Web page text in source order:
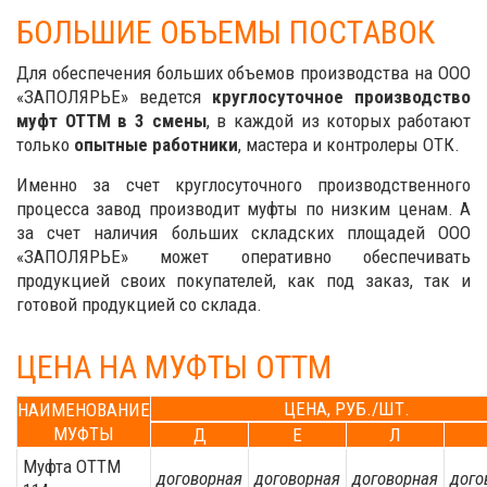
БОЛЬШИЕ ОБЪЕМЫ ПОСТАВОК
Для обеспечения больших объемов производства на ООО
«ЗАПОЛЯРЬЕ» ведется круглосуточное производство
муфт ОТТМ в 3 смены, в каждой из которых работают
только опытные работники, мастера и контролеры ОТК.
Именно за счет круглосуточного производственного
процесса завод производит муфты по низким ценам. А
за счет наличия больших складских площадей ООО
«ЗАПОЛЯРЬЕ» может оперативно обеспечивать
продукцией своих покупателей, как под заказ, так и
готовой продукцией со склада.
ЦЕНА НА МУФТЫ ОТТМ
НАИМЕНОВАНИЕ
МУФТЫ
ЦЕНА, РУБ./ШТ.
Д
Е Л
Муфта ОТТМ
договорная договорная договорная